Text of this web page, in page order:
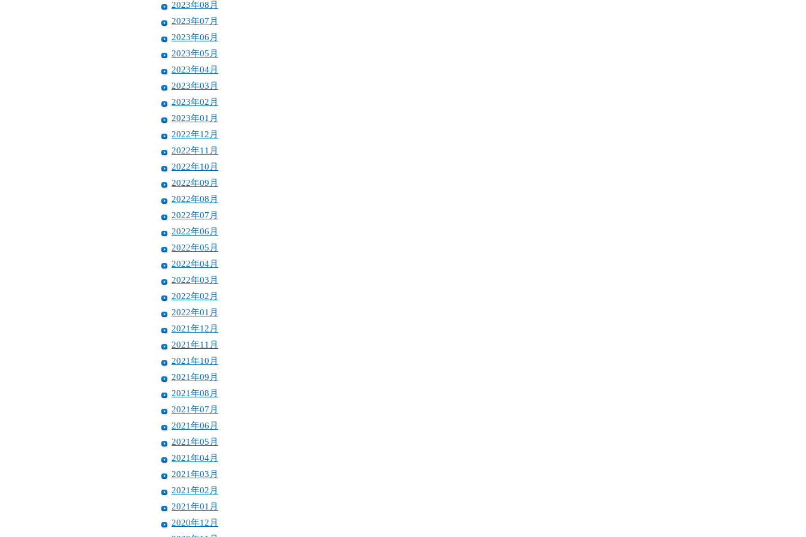
2023年08月
2023年07月
2023年06月
2023年05月
2023年04月
2023年03月
2023年02月
2023年01月
2022年12月
2022年11月
2022年10月
2022年09月
2022年08月
2022年07月
2022年06月
2022年05月
2022年04月
2022年03月
2022年02月
2022年01月
2021年12月
2021年11月
2021年10月
2021年09月
2021年08月
2021年07月
2021年06月
2021年05月
2021年04月
2021年03月
2021年02月
2021年01月
2020年12月